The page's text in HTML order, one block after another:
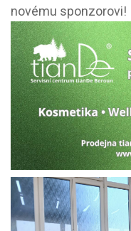
novému sponzorovi!